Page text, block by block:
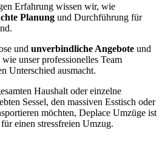
Erfahrung wissen wir, wie
Planung und Durchführung für
und unverbindliche Angebote und
unser professionelles Team
Unterschied ausmacht.
Haushalt oder einzelne
Sessel, den massiven Esstisch oder
möchten, Deplace Umzüge ist
für einen stressfreien Umzug.